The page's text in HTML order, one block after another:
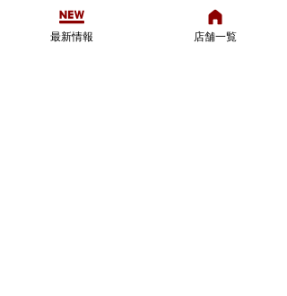
最新情報 店舗一覧